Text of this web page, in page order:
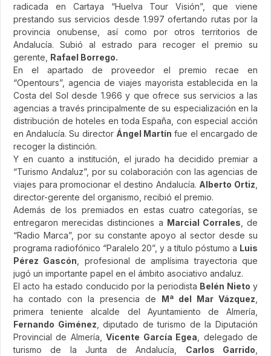
radicada en Cartaya “Huelva Tour Visión”, que viene
prestando sus servicios desde 1.997 ofertando rutas por la
provincia onubense, así como por otros territorios de
Andalucía. Subió al estrado para recoger el premio su
gerente, Rafael Borrego.
En el apartado de proveedor el premio recae en
“Opentours”, agencia de viajes mayorista establecida en la
Costa del Sol desde 1.966 y que ofrece sus servicios a las
agencias a través principalmente de su especialización en la
distribución de hoteles en toda España, con especial acción
en Andalucía. Su director Ángel Martín fue el encargado de
recoger la distinción.
Y en cuanto a institución, el jurado ha decidido premiar a
“Turismo Andaluz”, por su colaboración con las agencias de
viajes para promocionar el destino Andalucía. Alberto Ortiz
director-gerente del organismo, recibió el premio.
Además de los premiados en estas cuatro categorías, se
entregaron merecidas distinciones a Marcial Corrales , de
“Radio Marca”, por su constante apoyo al sector desde su
programa radiofónico “Paralelo 20”, y a título póstumo a Luis
Pérez Gascón , profesional de amplísima trayectoria que
jugó un importante papel en el ámbito asociativo andaluz.
El acto ha estado conducido por la periodista Belén Nieto y
ha contado con la presencia de Mª del Mar Vázquez
primera teniente alcalde del Ayuntamiento de Almería,
Fernando Giménez , diputado de turismo de la Diputación
Provincial de Almería,Vicente García Egea , delegado de
turismo de la Junta de Andalucía, Carlos Garrido